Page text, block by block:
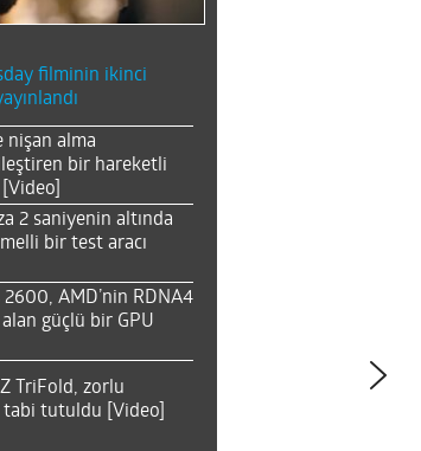
filminin ikinci
nişan alma
bir hareketli
2 saniyenin altında
bir test aracı
AMD’nin RDNA4
güçlü bir GPU
TriFold, zorlu
tabi tutuldu [Video]